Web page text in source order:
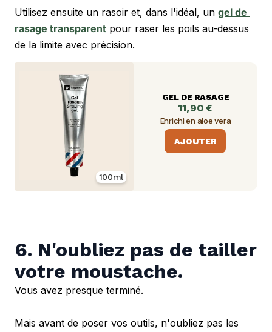
Utilisez ensuite un rasoir et, dans l'idéal, un gel de
rasage transparent pour raser les poils au-dessus
de la limite avec précision.
100ml
GEL DE RASAGE
11,90 €
Enrichi en aloe vera
AJOUTER
6. N'oubliez pas de tailler
votre moustache.
Vous avez presque terminé.
Mais avant de poser vos outils, n'oubliez pas les